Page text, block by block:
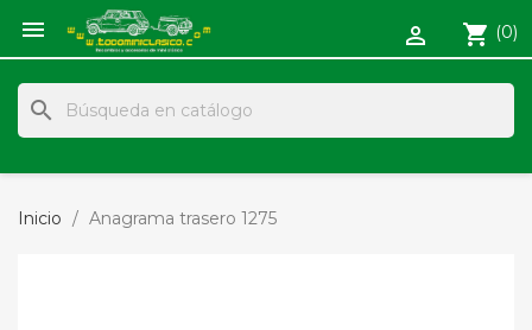
 shopping_cart (0)

search
Inicio Anagrama trasero 1275